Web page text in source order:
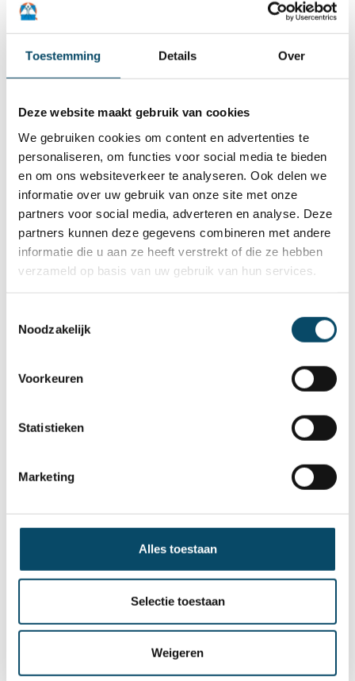
Toestemming Details Over
Deze website maakt gebruik van cookies
We gebruiken cookies om content en advertenties te
personaliseren, om functies voor social media te bieden
en om ons websiteverkeer te analyseren. Ook delen we
informatie over uw gebruik van onze site met onze
partners voor social media, adverteren en analyse. Deze
partners kunnen deze gegevens combineren met andere
informatie die u aan ze heeft verstrekt of die ze hebben
verzameld op basis van uw gebruik van hun services.
Noodzakelijk
Voorkeuren
Statistieken
Marketing
Alles toestaan
Selectie toestaan
Weigeren
bewustwording rond autisme. Wat niet wil
zeggen dat we er niet op moeten blijven
inzetten."
Gepubliceerd op woensdag 1 april 2026
Wereld Autisme Dag
binnen."
Meer weten